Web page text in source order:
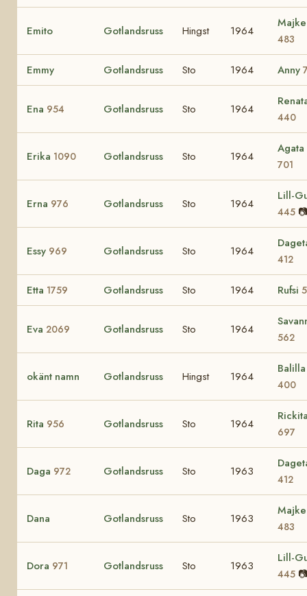
Emito Gotlandsruss Hingst 1964
483
Emmy Gotlandsruss Sto 1964 Anny
Ena 954 Gotlandsruss Sto 1964
440
Erika 1090 Gotlandsruss Sto 1964
Agata
701
Erna 976 Gotlandsruss Sto 1964
Lill-
445
Essy 969 Gotlandsruss Sto 1964
412
Etta 1759 Gotlandsruss Sto 1964 Rufsi
Eva 2069 Gotlandsruss Sto 1964
562
okänt namn Gotlandsruss Hingst 1964
400
Rita 956 Gotlandsruss Sto 1964
697
Daga 972 Gotlandsruss Sto 1963
412
Dana Gotlandsruss Sto 1963
483
Dora 971 Gotlandsruss Sto 1963
Lill-
445